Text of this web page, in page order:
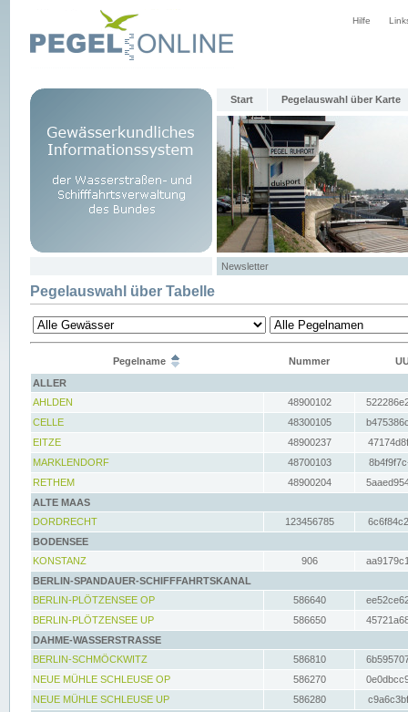
Hilfe
Start Pegelauswahl über Karte
Newsletter
Pegelauswahl über Tabelle
Pegelname Nummer
ALLER
AHLDEN
48900102
CELLE
48300105
EITZE
48900237
MARKLENDORF
48700103
RETHEM
48900204
ALTE MAAS
DORDRECHT
123456785
BODENSEE
KONSTANZ
906
BERLIN-SPANDAUER-SCHIFFFAHRTSKANAL
BERLIN-PLÖTZENSEE OP
586640
BERLIN-PLÖTZENSEE UP
586650
DAHME-WASSERSTRASSE
BERLIN-SCHMÖCKWITZ
586810
NEUE MÜHLE SCHLEUSE OP
586270
NEUE MÜHLE SCHLEUSE UP
586280